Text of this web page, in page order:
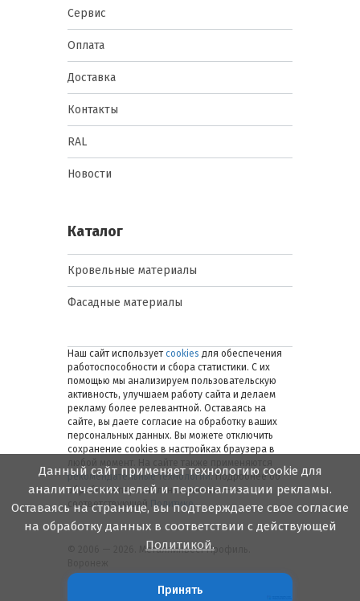
Сервис
Оплата
Доставка
Контакты
RAL
Новости
Каталог
Кровельные материалы
Фасадные материалы
Наш сайт использует cookies для обеспечения
работоспособности и сбора статистики. С их
помощью мы анализируем пользовательскую
активность, улучшаем работу сайта и делаем
рекламу более релевантной. Оставаясь на
сайте, вы даете согласие на обработку ваших
персональных данных. Вы можете отключить
сохранение cookies в настройках браузера в
рекомендательные технологии. Подробнее об
обработке персональных данных — в
соответствующей
Политике.
© 2006 — 2026. Металлинвест Профиль.
Данный сайт применяет технологию cookie для
аналитических целей и персонализации рекламы.
Оставаясь на странице, вы подтверждаете свое согласие
на обработку данных в соответствии с действующей
Политикой.
Принять